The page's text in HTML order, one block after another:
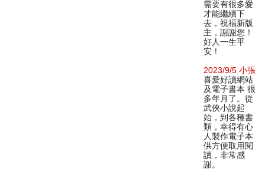
需要有很多愛
才能繼續下
去，祝福新版
主，謝謝您！
好人一生平
安！
2023/9/5 小張
喜愛好讀網站
及電子書本 很
多年月了。從
武俠小說起
始，到各種書
類，幸得有心
人製作電子本
供方便取用閱
讀，非常感
謝。